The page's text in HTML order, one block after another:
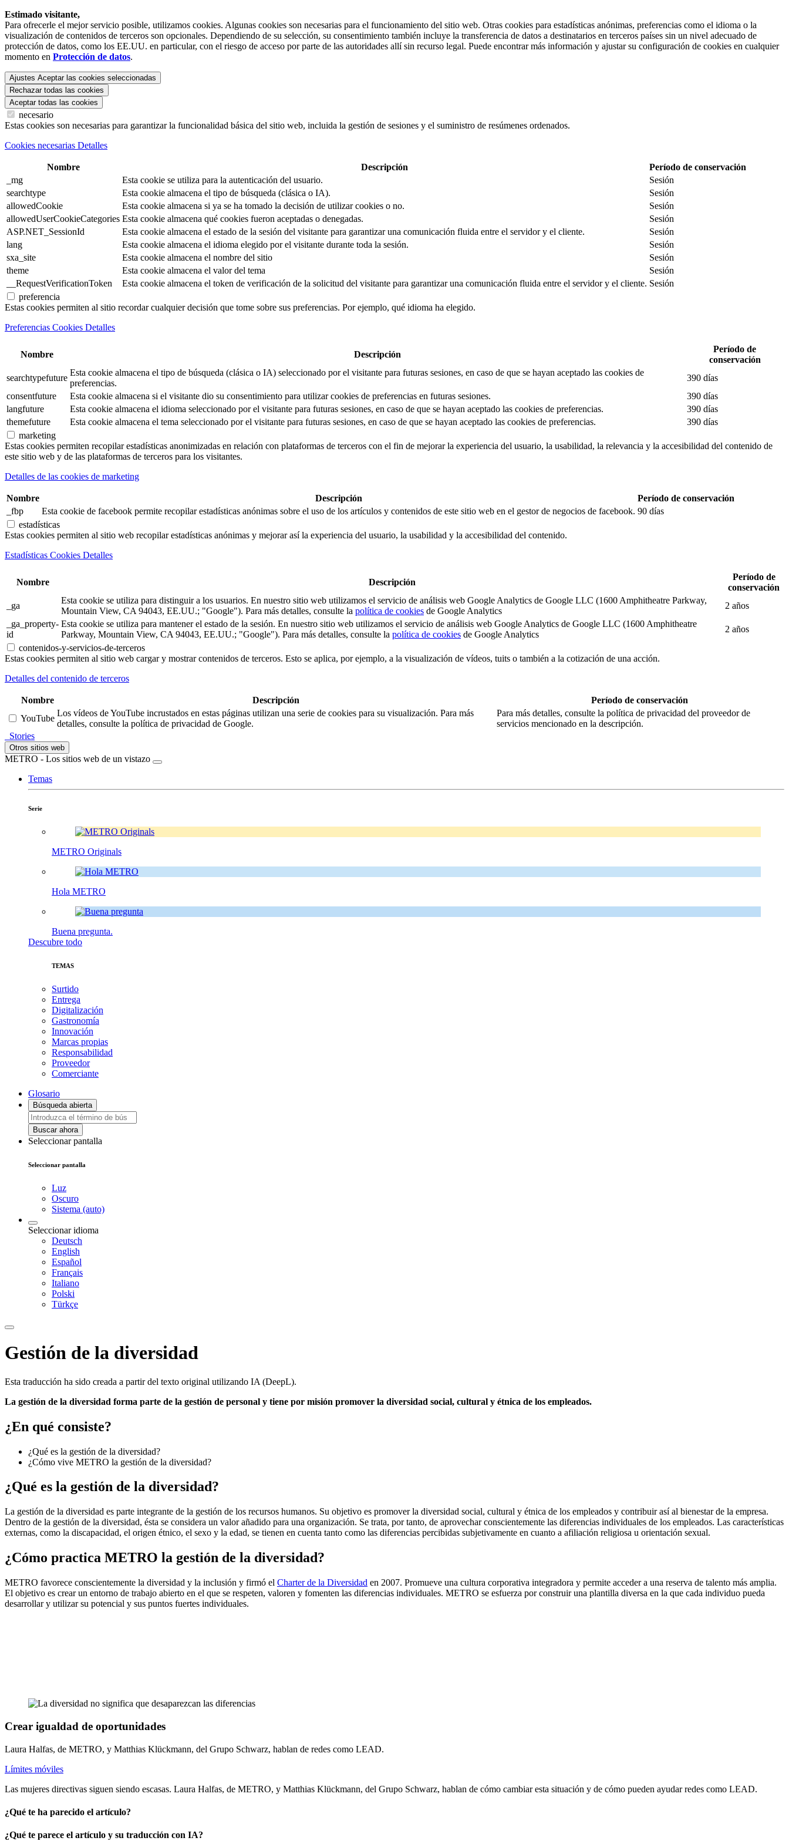
Estimado visitante,
Para ofrecerle el mejor servicio posible, utilizamos cookies. Algunas cookies son necesarias para el funcionamiento del sitio web. Otras cookies para estadísticas anónimas, preferencias como el idioma o la
visualización de contenidos de terceros son opcionales. Dependiendo de su selección, su consentimiento también incluye la transferencia de datos a destinatarios en terceros países sin un nivel adecuado de
protección de datos, como los EE.UU. en particular, con el riesgo de acceso por parte de las autoridades allí sin recurso legal. Puede encontrar más información y ajustar su configuración de cookies en cualquier
momento en Protección de datos.
Ajustes Aceptar las cookies seleccionadas
Rechazar todas las cookies
Aceptar todas las cookies
necesario
Estas cookies son necesarias para garantizar la funcionalidad básica del sitio web, incluida la gestión de sesiones y el suministro de resúmenes ordenados.
Cookies necesarias Detalles
Nombre Descripción
Período de conservación
_mg
Esta cookie se utiliza para la autenticación del usuario.
Sesión
searchtype
Esta cookie almacena el tipo de búsqueda (clásica o IA).
Sesión
allowedCookie
Esta cookie almacena si ya se ha tomado la decisión de utilizar cookies o no.
Sesión
allowedUserCookieCategories Esta cookie almacena qué cookies fueron aceptadas o denegadas.
Sesión
ASP.NET_SessionId
Esta cookie almacena el estado de la sesión del visitante para garantizar una comunicación fluida entre el servidor y el cliente.
Sesión
lang
Esta cookie almacena el idioma elegido por el visitante durante toda la sesión.
Sesión
sxa_site
Esta cookie almacena el nombre del sitio
Sesión
theme
Esta cookie almacena el valor del tema
Sesión
__RequestVerificationToken
Esta cookie almacena el token de verificación de la solicitud del visitante para garantizar una comunicación fluida entre el servidor y el cliente. Sesión
preferencia
Estas cookies permiten al sitio recordar cualquier decisión que tome sobre sus preferencias. Por ejemplo, qué idioma ha elegido.
Preferencias Cookies Detalles
Nombre Descripción
Período de
conservación
searchtypefuture
Esta cookie almacena el tipo de búsqueda (clásica o IA) seleccionado por el visitante para futuras sesiones, en caso de que se hayan aceptado las cookies de
preferencias.
390 días
consentfuture
Esta cookie almacena si el visitante dio su consentimiento para utilizar cookies de preferencias en futuras sesiones.
390 días
langfuture
Esta cookie almacena el idioma seleccionado por el visitante para futuras sesiones, en caso de que se hayan aceptado las cookies de preferencias.
390 días
themefuture
Esta cookie almacena el tema seleccionado por el visitante para futuras sesiones, en caso de que se hayan aceptado las cookies de preferencias.
390 días
marketing
Estas cookies permiten recopilar estadísticas anonimizadas en relación con plataformas de terceros con el fin de mejorar la experiencia del usuario, la usabilidad, la relevancia y la accesibilidad del contenido de
este sitio web y de las plataformas de terceros para los visitantes.
Detalles de las cookies de marketing
Nombre Descripción
Período de conservación
_fbp
Esta cookie de facebook permite recopilar estadísticas anónimas sobre el uso de los artículos y contenidos de este sitio web en el gestor de negocios de facebook. 90 días
estadísticas
Estas cookies permiten al sitio web recopilar estadísticas anónimas y mejorar así la experiencia del usuario, la usabilidad y la accesibilidad del contenido.
Estadísticas Cookies Detalles
Nombre Descripción
Período de
conservación
_ga
Esta cookie se utiliza para distinguir a los usuarios. En nuestro sitio web utilizamos el servicio de análisis web Google Analytics de Google LLC (1600 Amphitheatre Parkway,
Mountain View, CA 94043, EE.UU.; "Google"). Para más detalles, consulte la política de cookies de Google Analytics
2 años
_ga_property-
id
Esta cookie se utiliza para mantener el estado de la sesión. En nuestro sitio web utilizamos el servicio de análisis web Google Analytics de Google LLC (1600 Amphitheatre
Parkway, Mountain View, CA 94043, EE.UU.; "Google"). Para más detalles, consulte la política de cookies de Google Analytics
2 años
contenidos-y-servicios-de-terceros
Estas cookies permiten al sitio web cargar y mostrar contenidos de terceros. Esto se aplica, por ejemplo, a la visualización de vídeos, tuits o también a la cotización de una acción.
Detalles del contenido de terceros
Nombre Descripción
Período de conservación
YouTube
Los vídeos de YouTube incrustados en estas páginas utilizan una serie de cookies para su visualización. Para más
detalles, consulte la política de privacidad de Google.
Para más detalles, consulte la política de privacidad del proveedor de
servicios mencionado en la descripción.
Stories
Otros sitios web
METRO - Los sitios web de un vistazo
Temas
Serie
METRO Originals
Hola METRO
Buena pregunta.
Descubre todo
TEMAS
Surtido
Entrega
Digitalización
Gastronomía
Innovación
Marcas propias
Responsabilidad
Proveedor
Comerciante
Glosario
Búsqueda abierta
Buscar ahora
Seleccionar pantalla
Seleccionar pantalla
Luz
Oscuro
Sistema (auto)
Seleccionar idioma
Deutsch
English
Español
Français
Italiano
Polski
Türkçe
Gestión de la diversidad
Esta traducción ha sido creada a partir del texto original utilizando IA (DeepL).
La gestión de la diversidad forma parte de la gestión de personal y tiene por misión promover la diversidad social, cultural y étnica de los empleados.
¿En qué consiste?
¿Qué es la gestión de la diversidad?
¿Cómo vive METRO la gestión de la diversidad?
¿Qué es la gestión de la diversidad?
La gestión de la diversidad es parte integrante de la gestión de los recursos humanos. Su objetivo es promover la diversidad social, cultural y étnica de los empleados y contribuir así al bienestar de la empresa.
Dentro de la gestión de la diversidad, ésta se considera un valor añadido para una organización. Se trata, por tanto, de aprovechar conscientemente las diferencias individuales de los empleados. Las características
externas, como la discapacidad, el origen étnico, el sexo y la edad, se tienen en cuenta tanto como las diferencias percibidas subjetivamente en cuanto a afiliación religiosa u orientación sexual.
¿Cómo practica METRO la gestión de la diversidad?
METRO favorece conscientemente la diversidad y la inclusión y firmó el Charter de la Diversidad en 2007. Promueve una cultura corporativa integradora y permite acceder a una reserva de talento más amplia.
El objetivo es crear un entorno de trabajo abierto en el que se respeten, valoren y fomenten las diferencias individuales. METRO se esfuerza por construir una plantilla diversa en la que cada individuo pueda
desarrollar y utilizar su potencial y sus puntos fuertes individuales.
Crear igualdad de oportunidades
Laura Halfas, de METRO, y Matthias Klückmann, del Grupo Schwarz, hablan de redes como LEAD.
Límites móviles
Las mujeres directivas siguen siendo escasas. Laura Halfas, de METRO, y Matthias Klückmann, del Grupo Schwarz, hablan de cómo cambiar esta situación y de cómo pueden ayudar redes como LEAD.
¿Qué te ha parecido el artículo?
¿Qué te parece el artículo y su traducción con IA?